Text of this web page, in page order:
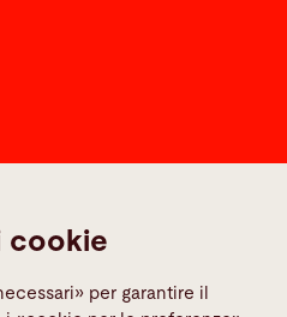
cookie
per garantire il